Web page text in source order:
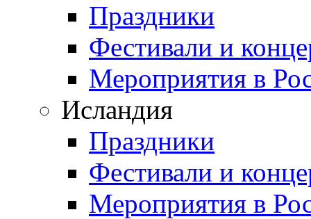
Праздники
Фестивали и
Мероприятия в
Исландия
Праздники
Фестивали и
Мероприятия в